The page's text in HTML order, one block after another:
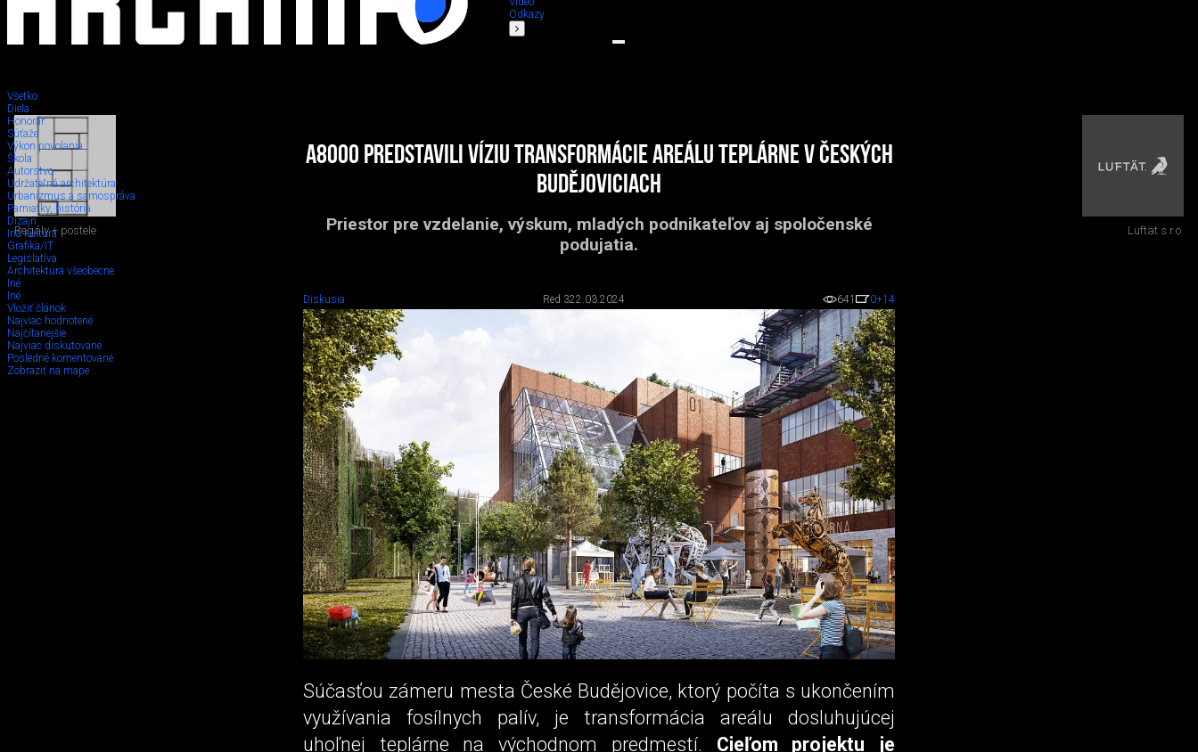
Odkazy
Všetko
Diela
Honorár
Súťaže
Výkon povolania
Škola
Autorstvo
Udržateľná architektúra
Urbanizmus a samospráva
Pamiatky, história
Dizajn
Iná kultúra
Grafika/IT
Legislatíva
Architektúra všeobecne
Iné
Iné
Vložiť článok
Najviac hodnotené
Najčítanejšie
Najviac diskutované
Posledné komentované
Zobraziť na mape
A8000 predstavili víziu transformácie areálu teplárne v Českých
Budějoviciach
Priestor pre vzdelanie, výskum, mladých podnikateľov aj spoločenské
podujatia.
Diskusia Red 322.03.2024 641 0+14
Súčasťou zámeru mesta České Budějovice, ktorý počíta s ukončením
využívania fosílnych palív, je transformácia areálu dosluhujúcej
uhoľnej teplárne na východnom predmestí. Cieľom projektu je
Regály + postele Luftät s.r.o.